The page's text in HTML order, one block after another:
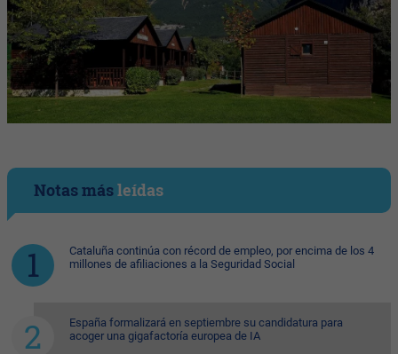
Notas másleídas
Cataluña continúa con récord de empleo, por encima de los 4
millones de afiliaciones a la Seguridad Social
España formalizará en septiembre su candidatura para
acoger una gigafactoría europea de IA